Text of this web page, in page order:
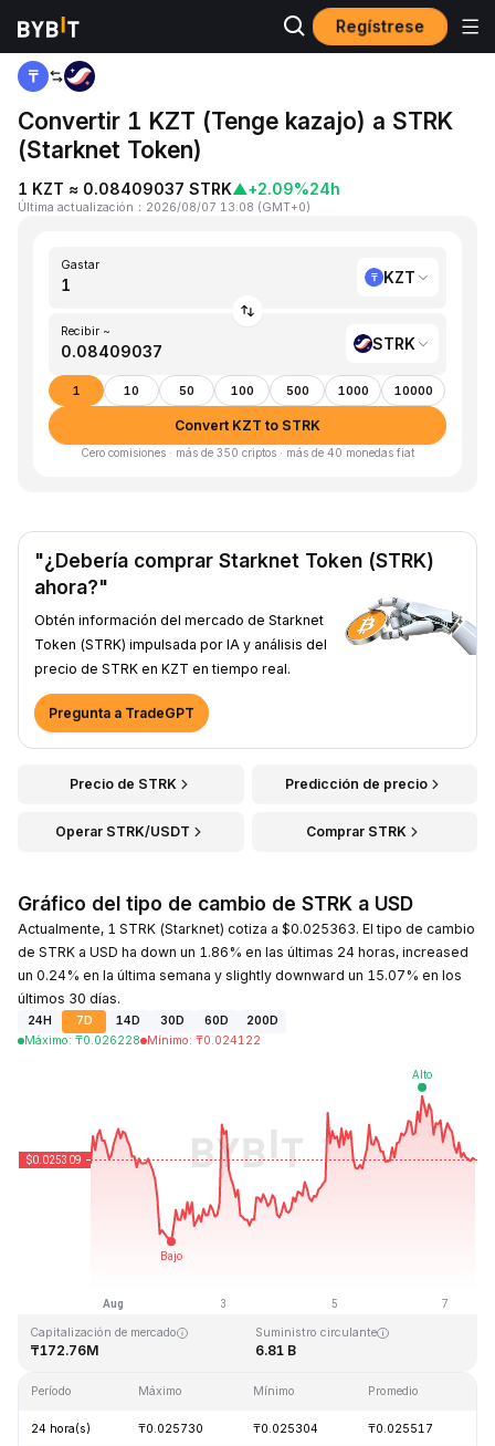
Regístrese
Inicio KZT to STRK
Convertir 1 KZT (Tenge kazajo) a STRK
(Starknet Token)
1 KZT ≈ 0.08409037 STRK▲+2.09%24h
Última actualización ： 2026/08/07 13:08 (GMT+0)
Gastar
KZT
Recibir ~
STRK
1 10 50 100 500 1000 10000
Convert KZT to STRK
Cero comisiones · más de 350 criptos · más de 40 monedas fiat
"¿Debería comprar Starknet Token (STRK)
ahora?"
Obtén información del mercado de Starknet
Token (STRK) impulsada por IA y análisis del
precio de STRK en KZT en tiempo real.
Pregunta a TradeGPT
Precio de STRK Predicción de precio
Operar STRK/USDT Comprar STRK
Gráfico del tipo de cambio de STRK a USD
Actualmente, 1 STRK (Starknet) cotiza a $0.025363. El tipo de cambio
de STRK a USD ha down un 1.86% en las últimas 24 horas, increased
un 0.24% en la última semana y slightly downward un 15.07% en los
últimos 30 días.
24H 7D 14D 30D 60D
200D
Máximo: ₸0.026228 Mínimo: ₸0.024122
Última actualización: 2026-08-07, 13:08 GMT+0
Capitalización de mercado
₸172.76M
Suministro circulante
6.81 B
Período Máximo Mínimo Promedio
24 hora(s) ₸0.025730 ₸0.025304 ₸0.025517